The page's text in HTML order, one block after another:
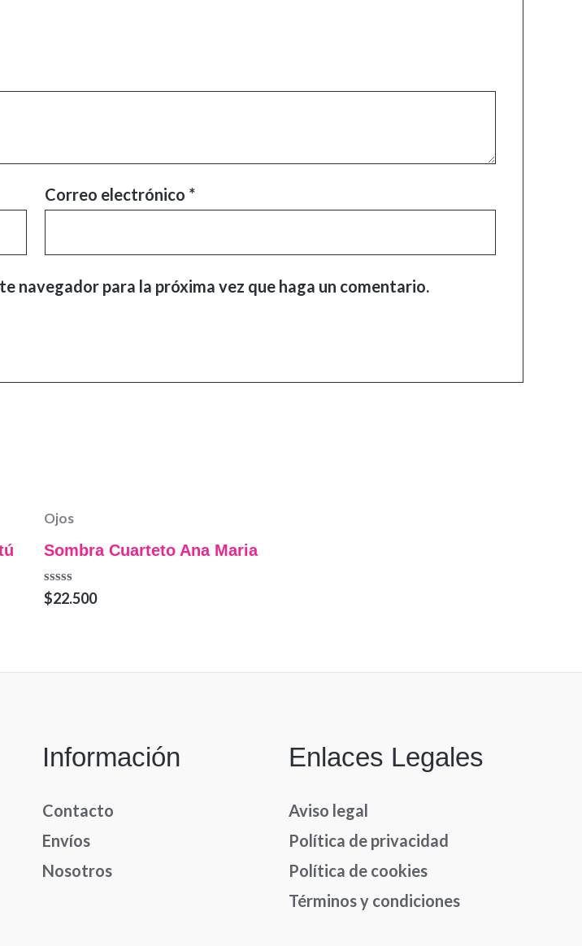
Correo electrónico *
navegador para la próxima vez que haga un comentario.
Ojos
Sombra Cuarteto Ana Maria
Valorado
en
$22.500
Información
Contacto
Envíos
Nosotros
Enlaces Legales
Aviso legal
Política de privacidad
Política de cookies
Términos y condiciones